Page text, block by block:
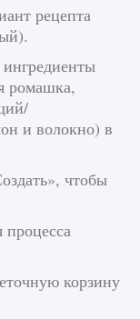
25
рецепта
ромашка,
и волокно) в
чтобы
корзину